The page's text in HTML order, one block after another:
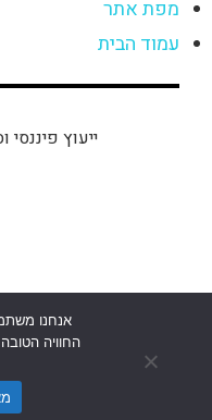
מפת אתר
עמוד הבית
ייעוץ
אנחנו
החוויה